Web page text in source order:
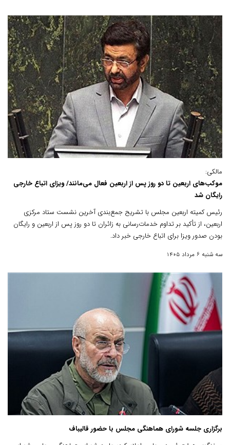
مالکی:
موکب‌های اربعین تا دو روز پس از اربعین فعال می‌مانند/ ویزای اتباع خارجی
رایگان شد
رئیس کمیته اربعین مجلس با تشریح جمع‌بندی آخرین نشست ستاد مرکزی
اربعین، از تأکید بر تداوم خدمات‌رسانی به زائران تا دو روز پس از اربعین و رایگان
بودن صدور ویزا برای اتباع خارجی خبر داد.
سه شنبه 6 مرداد 1405
برگزاری جلسه شورای هماهنگی مجلس با حضور قالیباف